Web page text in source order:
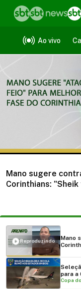
Ao vivo
Vídeos
Mano sugere
Corinthians:
Reproduzindo
Mano
para a
Copa